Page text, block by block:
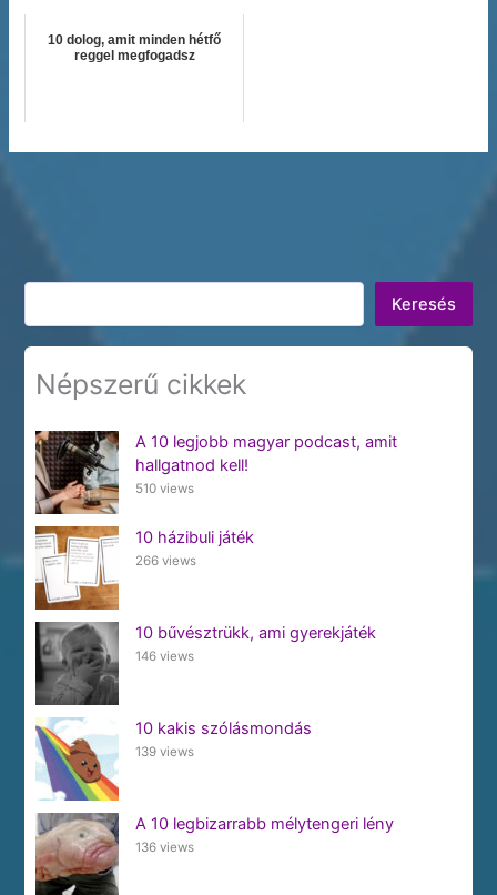
10 dolog, amit minden hétfő
reggel megfogadsz
Keresés
Keresés
Népszerű cikkek
A 10 legjobb magyar podcast, amit
hallgatnod kell!
510 views
10 házibuli játék
266 views
10 bűvésztrükk, ami gyerekjáték
146 views
10 kakis szólásmondás
139 views
A 10 legbizarrabb mélytengeri lény
136 views